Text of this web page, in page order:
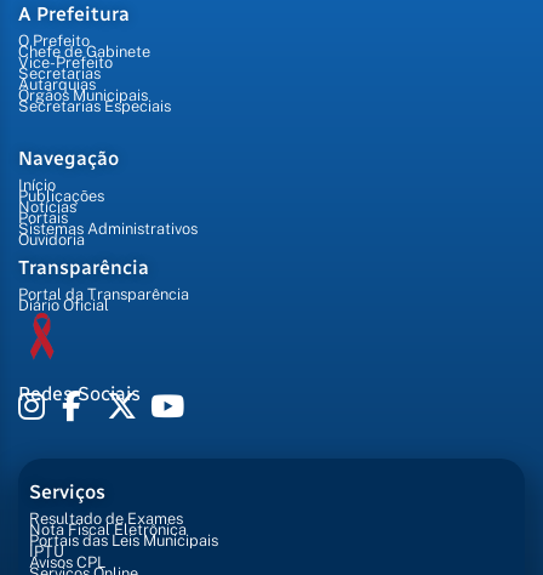
A Prefeitura
O Prefeito
Chefe de Gabinete
Vice-Prefeito
Secretarias
Autarquias
Órgãos Municipais
Secretarias Especiais
Navegação
Início
Publicações
Notícias
Portais
Sistemas Administrativos
Ouvidoria
Transparência
Portal da Transparência
Diário Oficial
Redes Sociais
Serviços
Resultado de Exames
Nota Fiscal Eletrônica
Portais das Leis Municipais
IPTU
Avisos CPL